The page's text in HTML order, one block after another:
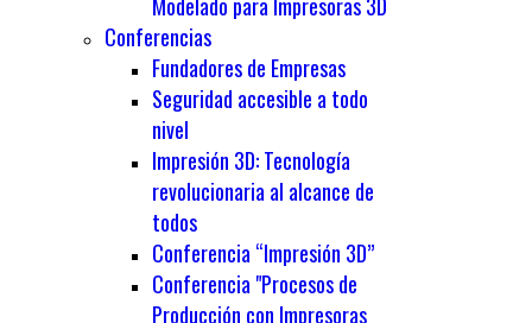
Conferencias
Fundadores de Empresas
Seguridad accesible a todo
nivel
Impresión 3D: Tecnología
revolucionaria al alcance de
todos
Conferencia “Impresión 3D”
Conferencia "Procesos de
Producción con Impresoras